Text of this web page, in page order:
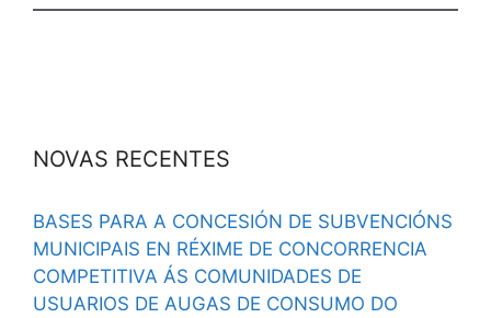
NOVAS RECENTES
BASES PARA A CONCESIÓN DE SUBVENCIÓNS
MUNICIPAIS EN RÉXIME DE CONCORRENCIA
COMPETITIVA ÁS COMUNIDADES DE
USUARIOS DE AUGAS DE CONSUMO DO